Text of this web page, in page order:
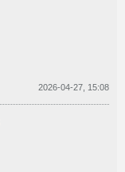
2026-04-27, 15:08